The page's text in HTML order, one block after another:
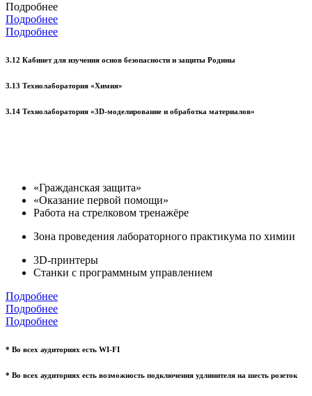
Подробнее
Подробнее
Подробнее
3.12 Кабинет для изучения основ безопасности и защиты Родины
3.13 Технолаборатория «Химия»
3.14 Технолаборатория «3D-моделирование и обработка материалов»
«Гражданская защита»
«Оказание первой помощи»
Работа на стрелковом тренажёре
Зона проведения лабораторного практикума по химии
3D-принтеры
Станки с программным управлением
Подробнее
Подробнее
Подробнее
* Во всех аудиториях есть WI-FI
* Во всех аудиториях есть возможность подключения удлинителя на шесть розеток